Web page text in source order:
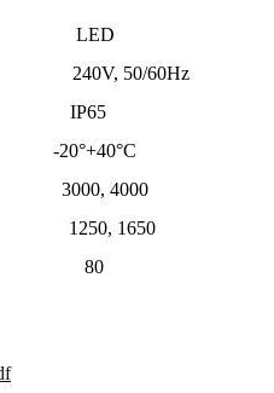
LED
240V, 50/60Hz
IP65
-20°+40°C
4000
1650